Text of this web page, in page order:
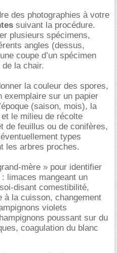
des photographies à votre
suivant la procédure.
plusieurs spécimens,
angles (dessus,
coupe d’un spécimen
la chair.
la couleur des spores,
exemplaire sur un papier
(saison, mois), la
le milieu de récolte
de feuillus ou de conifères,
types
les arbres proches.
mère » pour identifier
limaces mangeant un
disant comestibilité,
à la cuisson, changement
violets
poussant sur du
coagulation du blanc